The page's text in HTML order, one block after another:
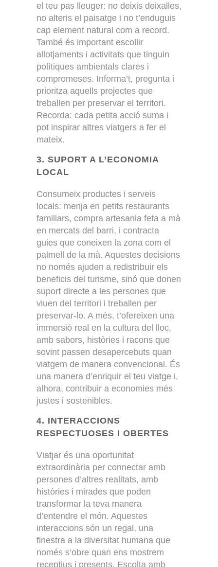
el teu pas lleuger: no deixis deixalles,
no alteris el paisatge i no t’enduguis
cap element natural com a record.
També és important escollir
allotjaments i activitats que tinguin
polítiques ambientals clares i
compromeses. Informa’t, pregunta i
prioritza aquells projectes que
treballen per preservar el territori.
Recorda: cada petita acció suma i
pot inspirar altres viatgers a fer el
mateix.
3. SUPORT A L’ECONOMIA
LOCAL
Consumeix productes i serveis
locals: menja en petits restaurants
familiars, compra artesania feta a mà
en mercats del barri, i contracta
guies que coneixen la zona com el
palmell de la mà. Aquestes decisions
no només ajuden a redistribuir els
beneficis del turisme, sinó que donen
suport directe a les persones que
viuen del territori i treballen per
preservar-lo. A més, t’ofereixen una
immersió real en la cultura del lloc,
amb sabors, històries i racons que
sovint passen desapercebuts quan
viatgem de manera convencional. És
una manera d’enriquir el teu viatge i,
alhora, contribuir a economies més
justes i sostenibles.
4. INTERACCIONS
RESPECTUOSES I OBERTES
Viatjar és una oportunitat
extraordinària per connectar amb
persones d’altres realitats, amb
històries i mirades que poden
transformar la teva manera
d’entendre el món. Aquestes
interaccions són un regal, una
finestra a la diversitat humana que
només s’obre quan ens mostrem
receptius i presents. Escolta amb